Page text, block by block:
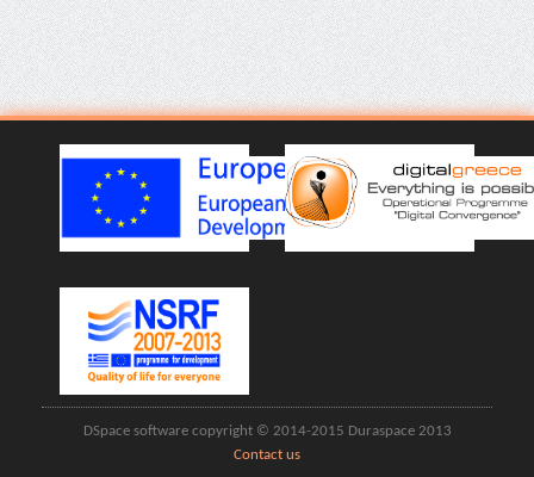
DSpace software copyright © 2014-2015 Duraspace 2013
Contact us